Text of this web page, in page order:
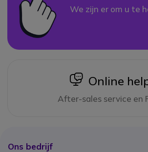
We zijn er om u te
icon
Online
After-sales service en
Ons bedrijf